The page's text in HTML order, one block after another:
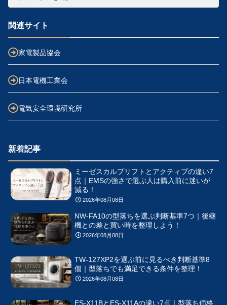
関連サイト
家電製品協会
日本電機工業会
電気安全環境研究所
新着記事
ミーゼスカルプリフトとアクティブの違い7
点｜EMSの強さで選ぶ人は購入前に迷いが
減る！
2026年08月08日
NW-FA10の型落ちを選ぶ判断基準7つ｜後継
機との差と買い時を整理しよう！
2026年08月08日
TW-127XP2を選ぶ前に見るべき判断基準8
個｜型落ちでも満足できる条件を整理！
2026年08月08日
ES-X11BとES-X11Aの違い7点｜型落ち価格